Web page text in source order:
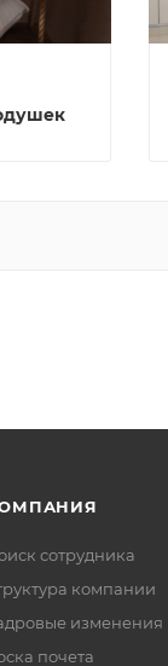
сотрудника
компании
изменения
почета